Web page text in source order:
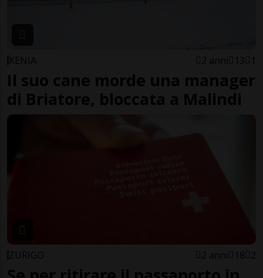
KENIA 2 anni 13 1
Il suo cane morde una manager
di Briatore, bloccata a Malindi
ZURIGO 2 anni 18 2